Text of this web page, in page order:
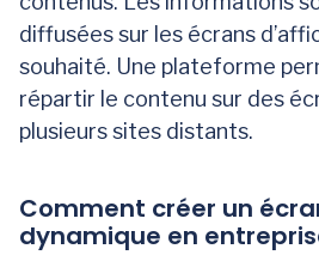
diffusées sur les écrans
souhaité. Une plateforme
répartir le contenu sur des
plusieurs sites distants.
Comment créer un
dynamique en